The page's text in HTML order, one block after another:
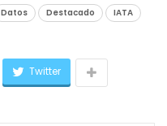
Datos Destacado
IATA
Twitter